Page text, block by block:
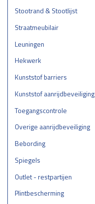
Stootrand & Stootlijst
Straatmeubilair
Leuningen
Hekwerk
Kunststof barriers
Kunststof aanrijdbeveiliging
Toegangscontrole
Overige aanrijdbeveiliging
Bebording
Spiegels
Outlet - restpartijen
Plintbescherming